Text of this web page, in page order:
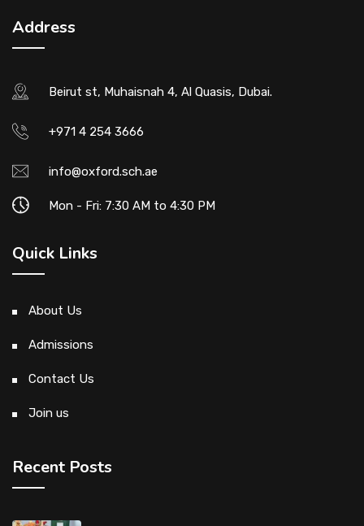
Address
Beirut st, Muhaisnah 4, Al Quasis, Dubai.
+971 4 254 3666
info@oxford.sch.ae
Mon - Fri: 7:30 AM to 4:30 PM
Quick Links
About Us
Admissions
Contact Us
Join us
Recent Posts